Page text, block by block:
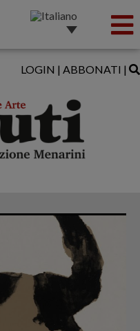
LOGIN | ABBONATI |